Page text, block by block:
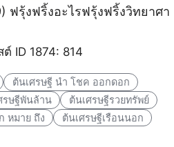
ฟรุ้งฟริ้งอะไรฟรุ้งฟริ้งวิทยาศา
ID 1874: 814
ต้นเศรษฐี นํา โชค ออกดอก
รษฐีพันล้าน
ต้นเศรษฐีรวยทรัพย์
หมาย ถึง
ต้นเศรษฐีเรือนนอก